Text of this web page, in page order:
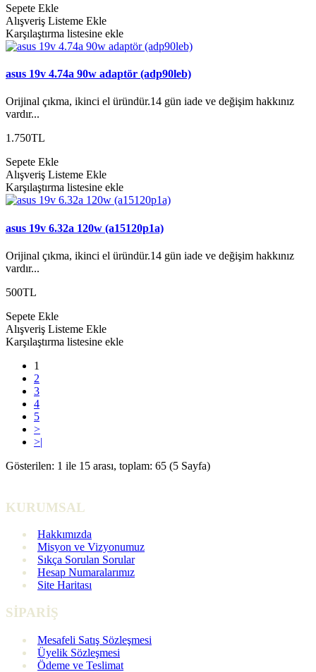
Sepete Ekle
Alışveriş Listeme Ekle
Karşılaştırma listesine ekle
asus 19v 4.74a 90w adaptör (adp90leb)
Orijinal çıkma, ikinci el üründür.14 gün iade ve değişim hakkınız
vardır...
1.750TL
Sepete Ekle
Alışveriş Listeme Ekle
Karşılaştırma listesine ekle
asus 19v 6.32a 120w (a15120p1a)
Orijinal çıkma, ikinci el üründür.14 gün iade ve değişim hakkınız
vardır...
500TL
Sepete Ekle
Alışveriş Listeme Ekle
Karşılaştırma listesine ekle
1
2
3
4
5
>
>|
Gösterilen: 1 ile 15 arası, toplam: 65 (5 Sayfa)
KURUMSAL
Hakkımızda
Misyon ve Vizyonumuz
Sıkça Sorulan Sorular
Hesap Numaralarımız
Site Haritası
SİPARİŞ
Mesafeli Satış Sözleşmesi
Üyelik Sözleşmesi
Ödeme ve Teslimat